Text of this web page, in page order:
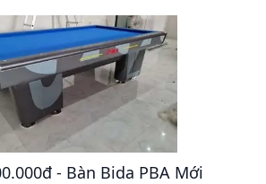
- Bàn Bida PBA Mới